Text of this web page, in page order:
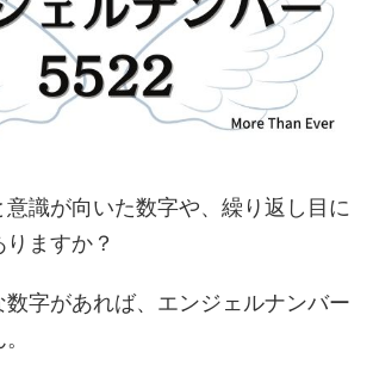
識が向いた数字や、繰り返し目に
ますか？
数字があれば、エンジェルナンバー